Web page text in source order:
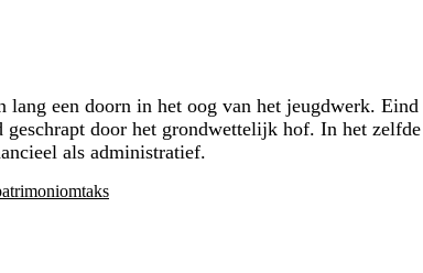
een doorn in het oog van het jeugdwerk.
geschrapt door het grondwettelijk hof. In het
als administratief.